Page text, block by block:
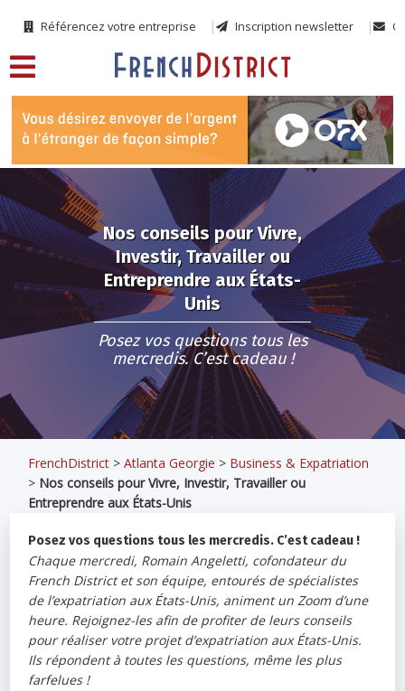
Référencez votre entreprise Inscription newsletter
Nos conseils pour Vivre,
Investir, Travailler ou
Entreprendre aux États-
Unis
Posez vos questions tous les
mercredis. C’est cadeau !
FrenchDistrict >Atlanta Georgie > Business & Expatriation
> Nos conseils pour Vivre, Investir, Travailler ou
Entreprendre aux États-Unis
Posez vos questions tous les mercredis. C’est cadeau !
Chaque mercredi, Romain Angeletti, cofondateur du
French District et son équipe, entourés de spécialistes
de l’expatriation aux États-Unis, animent un Zoom d’une
heure. Rejoignez-les afin de profiter de leurs conseils
pour réaliser votre projet d’expatriation aux États-Unis.
Ils répondent à toutes les questions, même les plus
farfelues !